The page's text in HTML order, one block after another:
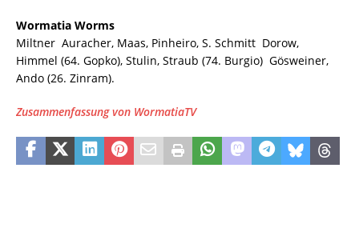
Wormatia Worms
Miltner  Auracher, Maas, Pinheiro, S. Schmitt  Dorow,
Himmel (64. Gopko), Stulin, Straub (74. Burgio)  Gösweiner,
Ando (26. Zinram).
Zusammenfassung von WormatiaTV